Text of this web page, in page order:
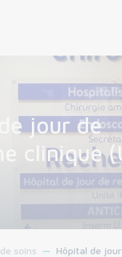
jour de
clinique
soins
Hôpital de